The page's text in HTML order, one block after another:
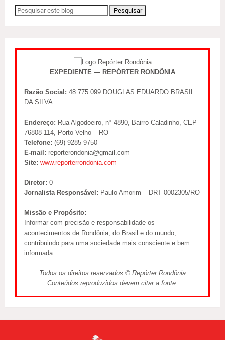
EXPEDIENTE — REPÓRTER RONDÔNIA
Razão Social: 48.775.099 DOUGLAS EDUARDO BRASIL
DA SILVA
Endereço: Rua Algodoeiro, nº 4890, Bairro Caladinho, CEP
76808-114, Porto Velho – RO
Telefone: (69) 9285-9750
E-mail: reporterondonia@gmail.com
Site: www.reporterrondonia.com
Diretor: 0
Jornalista Responsável: Paulo Amorim – DRT 0002305/RO
Missão e Propósito:
Informar com precisão e responsabilidade os
acontecimentos de Rondônia, do Brasil e do mundo,
contribuindo para uma sociedade mais consciente e bem
informada.
Todos os direitos reservados © Repórter Rondônia
Conteúdos reproduzidos devem citar a fonte.